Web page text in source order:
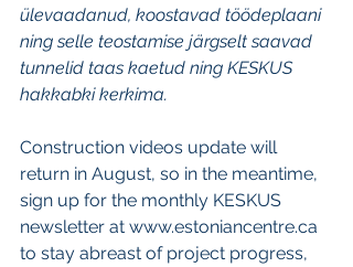
ülevaadanud, koostavad töödeplaani
ning selle teostamise järgselt saavad
tunnelid taas kaetud ning KESKUS
hakkabki kerkima.
Construction videos update will
return in August, so in the meantime,
sign up for the monthly KESKUS
newsletter at www.estoniancentre.ca
to stay abreast of project progress,